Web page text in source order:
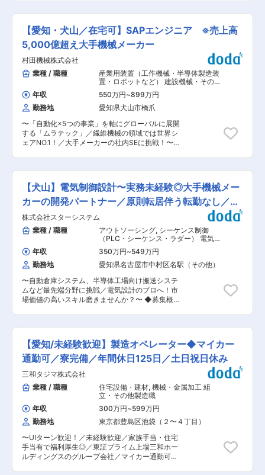
界を走る自動車の20％のショックアブソーバを手
がける東証プライム上場・カヤバ株式会社の1次
で高品質な仕上がりで部品提供させて頂くことで
今日まで支持を頂けております。 変更の範囲：本
文参照
ごとに５〜30名のチームで構成されています。
■入社後の教育体制について 入社後は数日間、現
場の作業を実際に行っていただいたのち、リーダ
ーの下についてOJTでリーダー業務を学んでいた
だきます。大体2か月間程度で独り立ちいただく
ことを想定しておりますので、その後は工程を１
つ任され、リーダー業務を行っていただきます。
リーダーの立場になってからも、周りと協力して
業務を行う体制が整っており、作業量によっては
各工程と人員調整なども行うこともあります。何
か相談事項があれば事業所長に報告もしていただ
きます。 ■キャリアアップについて マネジメン
トとしてキャリアステップいただくポジションと
で、そちらでマネジメントとしてステップアップ
することも可能です。 ■当社魅力 ・精密部品、
に幅広く事業を展開してきた当社。創業76年とい
う老舗ながらも挑戦心を持ち続けております。す
でにある基盤をもとに、新たな事業へ挑戦してい
きます。
環境の変化に柔軟に対応できるシステム基盤の構
築をご担当頂きます。 ■業務内容： 組織横断の
SAP導入プロジェクトリーダー・サブリーダー候
補として下記業務をお任せいたします。 1. プロジ
ェクト全体の企画推進 2. 新基幹システム（SAP）
導入に伴う要件定義、パラメータ設定 3. 新基幹
システム（SAP）のBASIS関連業務 4. データ分
析、利活用促進 ■採用背景： 現在、一部事業部
の生産・販売領域と調達・会計領域への導入を進
めています。全社横断の取り組みであり当社にお
いて非常に重要なプロジェクトです。SAP導入の
経験者が少ないため、外部ベンダーに委託してい
る業務もありますが、人財を確保することで内製
化を進めていく予定です。ご経験をお持ちの方は
プロジェクトにおいて重要なポジションをお任せ
していく予定であり、キャリアアップの実現が可
名）／40代： 28名（男性22名、女性6名）／50
代以上：18名（男性14名、女性4名） ■在宅勤務
部門方針としては週1回程度の出社が推奨されて
いますが、業務に支障がない範囲で、上司承認を
得たうえでそれ以上に在宅勤務を行っている社員
もいます。 ■企業情報 村田機械株式会社（ムラ
テック）は、繊維機械、物流システム、半導体製
造装置、工作機械などの分野で世界的に事業を展
開する京都本社の産業機械メーカーです。 世界
34拠点・海外売上比率約75％と高いグローバル
比率を誇り、製造業の中でも安定した経営基盤を
築いています。 ■ITソリューション本部について
（コピー＆ペーストいただきご確認ください） 社
https://recruit.muratec.jp/career/interview/13/
社員密着動画 YouTube：
rU 変更の範囲：会社の定める業務
【愛知・犬山／在宅可】SAPエンジニア ※売上高
5,000億超え大手機械メーカー
村田機械株式会社
業種 / 職種
産業用装置（工作機械・半導体製造装
置・ロボットなど） 建設機械・その他
輸送機器
システムエンジニア
（Web・オープン系・パッケージ開
発） システム開発・運用（アプリ担
年収 550万円~899万円
勤務地
愛知県犬山市橋爪
〜「自動化×5つの事業」を軸にグローバルに展開
する「ムラテック」／繊維機械の領域では世界シ
ェアNO.1！／大手メーカーの社内SEに挑戦！〜
（SAP）導入に伴うシステム要件定義、パラメー
タ設定 （2） 新基幹システム（SAP）導入に伴う
アドオン設計、開発 (ABAP / Fiori) （3） 新基幹
システム（SAP）の運用保守 ■募集背景： ・基
幹システムはスクラッチ開発を基本としていまし
たが、ERP(SAP)導入により、統合されたデータ
の利活用促進、定例業務の自動化を実現し、事業
環境の変化に柔軟に対応できるシステム基盤の構
築及び保守をご担当頂きます。 ・現在、一部事業
部の生産・販売領域と調達・会計領域への導入を
進めています。全社横断の取り組みであり当社に
おいて非常に重要なプロジェクトです。 ・SAP導
入の経験者が少ないため、外部ベンダーに委託し
ている業務もありますが、人財を確保することで
内製化を進めていく予定です。 ・ご経験をお持ち
の方はプロジェクトにおいて重要なポジションを
（男性9名、女性8名）／30代 28名（男性13名、
女性15名）／40代： 24名（男性19名、女性5
名）／50代以上：22名（男性17名、女性5名）
■ITソリューション本部について（コピー＆ペー
ストいただきご確認ください） 社員インタビュー
HP：
https://recruit.muratec.jp/career/interview/13/
社員密着動画 YouTube：
https://www.youtube.com/watch?v=3Cp53-gt-
rU 変更の範囲：会社の定める業務
【犬山】電気制御設計〜実務未経験◎大手機械メー
カーの開発パートナー／原則転居伴う転勤なし／残
業20H
株式会社スターシステム
業種 / 職種
アウトソーシング, シーケンス制御
（PLC・シーケンス・ラダー） 電気設
計（工作機械・装置・設備・制御盤な
ど）
年収 350万円~549万円
勤務地
愛知県名古屋市中村区名駅（その他）
〜自動倉庫システム、半導体工場向け搬送システ
ムなど最先端分野に挑戦／電気設計のプロへ！市
場価値の高いスキル磨きませんか？〜 ◆募集概要
場向け搬送システムといったさまざまな開発プロ
ジェクトで、【電気設計】または【制御設計】の
技術者として活躍していただきます。 ◆職務内容
【電気設計】 ・AUTO CADを使用しての電気回
路図面作成 ・制御盤や操作盤のレイアウト設
計 ・モーターやブレーカーなど各種機器の選定
【制御設計】 ・PLCプログラムの設計 ・タッ
チパネルの作成 ・動作確認 ・デバック作業
◆組織構成 産業技術事業部は、現在33名が在
籍。 制御設計部には23名が在籍し、お客様の希
望に合わせた形でサービスを提供しています。 若
手・中堅・ベテランのバランスが良い部署なの
で、中途入社でもご安心してチャレンジくださ
い。 ※dodaからミドルシニア世代も入社し活躍
中！ ◆就業環境 ・メンバーと主に開発を進めて
いき、工作機械におけるプロジェクトの開発期間
【愛知/未経験歓迎】製造オペレーター◆マイカー
通勤可／寮完備／年間休日125日／土日祝日休み
三和タジマ株式会社
業種 / 職種
住宅設備・建材, 機械・金属加工 組
立・その他製造職
年収
300万円~599万円
勤務地
東京都豊島区池袋（２〜４丁目）
〜UIターン歓迎！／未経験歓迎／家族手当・住宅
手当有で福利厚生◎／東証プライム上場三和ホー
ルディングスのグループ会社／マイカー通勤可